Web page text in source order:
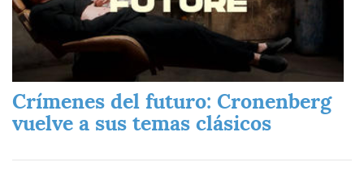
Crímenes del futuro: Cronenberg
vuelve a sus temas clásicos